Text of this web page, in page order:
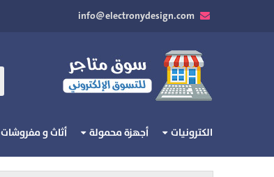
الكترونيات أجهزة محمولة أثاث و مفروشات